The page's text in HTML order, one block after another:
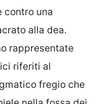
contro una
alla dea.
rappresentate
riferiti al
fregio che